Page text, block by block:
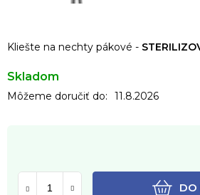
Kliešte na nechty pákové -
Skladom
Môžeme doručiť do: 11.8.2026
DO